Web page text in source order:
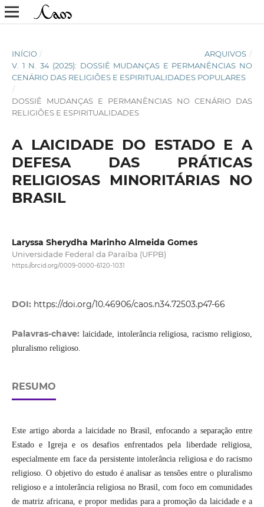
INÍCIO / ARQUIVOS /
V. 1 N. 34 (2025): DOSSIÊ MUDANÇAS E PERMANÊNCIAS NO
CENÁRIO DAS RELIGIÕES E ESPIRITUALIDADES POPULARES
/
DOSSIÊ MUDANÇAS E PERMANÊNCIAS NO CENÁRIO DAS
RELIGIÕES E ESPIRITUALIDADES
A LAICIDADE DO ESTADO E A
DEFESA DAS PRÁTICAS
RELIGIOSAS MINORITÁRIAS NO
BRASIL
Laryssa Sherydha Marinho Almeida Gomes
Universidade Federal da Paraíba (UFPB)
https://orcid.org/0009-0000-6120-1031
DOI: https://doi.org/10.46906/caos.n34.72503.p47-66
Palavras-chave: laicidade, intolerância religiosa, racismo religioso,
pluralismo religioso.
RESUMO
Este artigo aborda a laicidade no Brasil, enfocando a separação entre
Estado e Igreja e os desafios enfrentados pela liberdade religiosa,
especialmente em face da persistente intolerância religiosa e do racismo
religioso. O objetivo do estudo é analisar as tensões entre o pluralismo
religioso e a intolerância religiosa no Brasil, com foco em comunidades
de matriz africana, e propor medidas para a promoção da laicidade e a